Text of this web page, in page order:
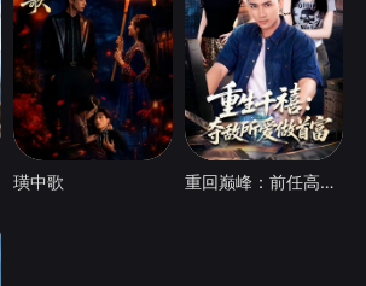
璜中歌 重回巅峰：前任高攀不起